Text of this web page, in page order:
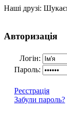
Наші друзі:
Авторизація
Логін:
Пароль:
Реєстрація
Забули пароль?